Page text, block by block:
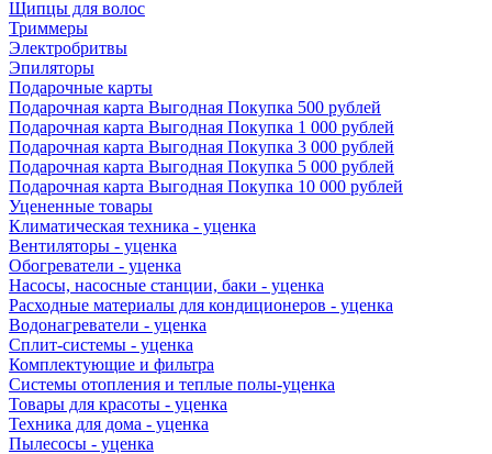
Щипцы для волос
Триммеры
Электробритвы
Эпиляторы
Подарочные карты
Подарочная карта Выгодная Покупка 500 рублей
Подарочная карта Выгодная Покупка 1 000 рублей
Подарочная карта Выгодная Покупка 3 000 рублей
Подарочная карта Выгодная Покупка 5 000 рублей
Подарочная карта Выгодная Покупка 10 000 рублей
Уцененные товары
Климатическая техника - уценка
Вентиляторы - уценка
Обогреватели - уценка
Насосы, насосные станции, баки - уценка
Расходные материалы для кондиционеров - уценка
Водонагреватели - уценка
Сплит-системы - уценка
Комплектующие и фильтра
Системы отопления и теплые полы-уценка
Товары для красоты - уценка
Техника для дома - уценка
Пылесосы - уценка